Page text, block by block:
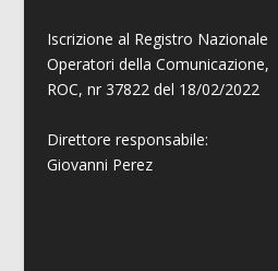
Iscrizione al Registro Nazionale
Operatori della Comunicazione,
ROC, nr 37822 del 18/02/2022
Direttore responsabile:
Giovanni Perez